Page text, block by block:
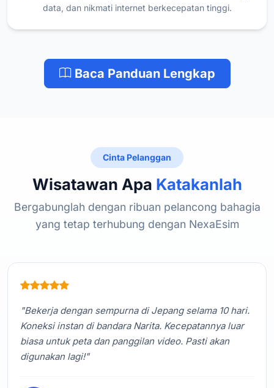
data, dan nikmati internet berkecepatan tinggi.
Baca Panduan Lengkap
Cinta Pelanggan
Wisatawan Apa Katakanlah
Bergabunglah dengan ribuan pelancong bahagia
yang tetap terhubung dengan NexaEsim
"Bekerja dengan sempurna di Jepang selama 10 hari.
Koneksi instan di bandara Narita. Kecepatannya luar
biasa untuk peta dan panggilan video. Pasti akan
digunakan lagi!"